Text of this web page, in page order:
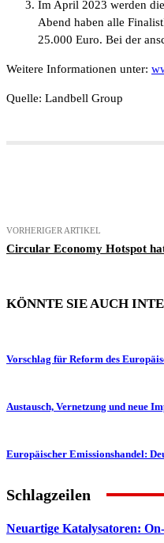
Im April 2023 werden
Abend haben alle
25.000 Euro. Bei der
Weitere Informationen unter:
Quelle: Landbell Group
VORHERIGER ARTIKEL
Circular Economy Hotspot
KÖNNTE SIE AUCH
Vorschlag für Reform des
Austausch, Vernetzung und neue
Europäischer Emissionshandel:
Schlagzeilen
Neuartige Katalysatoren: